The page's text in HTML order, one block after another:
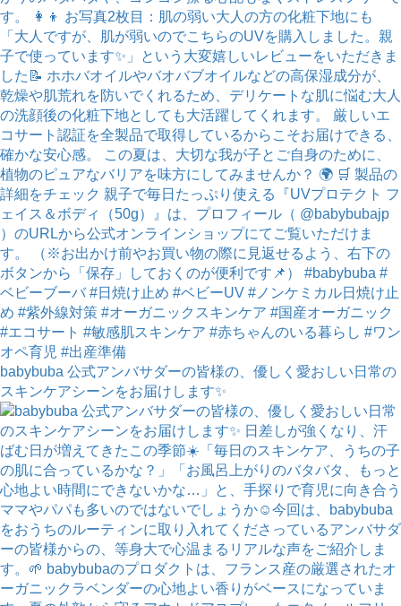
babybuba 公式アンバサダーの皆様の、優しく愛おしい日常の
スキンケアシーンをお届けします✨